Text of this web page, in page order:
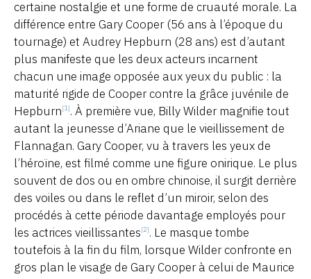
certaine nostalgie et une forme de cruauté morale. La
différence entre Gary Cooper (56 ans à l’époque du
tournage) et Audrey Hepburn (28 ans) est d’autant
plus manifeste que les deux acteurs incarnent
chacun une image opposée aux yeux du public : la
maturité rigide de Cooper contre la grâce juvénile de
Hepburn[1]. À première vue, Billy Wilder magnifie tout
autant la jeunesse d’Ariane que le vieillissement de
Flannagan. Gary Cooper, vu à travers les yeux de
l’héroïne, est filmé comme une figure onirique. Le plus
souvent de dos ou en ombre chinoise, il surgit derrière
des voiles ou dans le reflet d’un miroir, selon des
procédés à cette période davantage employés pour
les actrices vieillissantes[2]. Le masque tombe
toutefois à la fin du film, lorsque Wilder confronte en
gros plan le visage de Gary Cooper à celui de Maurice